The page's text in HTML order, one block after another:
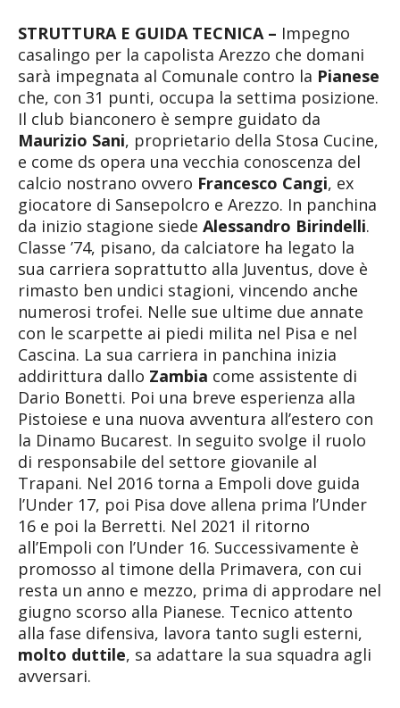
STRUTTURA E GUIDA TECNICA – Impegno
casalingo per la capolista Arezzo che domani
sarà impegnata al Comunale contro la Pianese
che, con 31 punti, occupa la settima posizione.
Il club bianconero è sempre guidato da
Maurizio Sani, proprietario della Stosa Cucine,
e come ds opera una vecchia conoscenza del
calcio nostrano ovvero Francesco Cangi, ex
giocatore di Sansepolcro e Arezzo. In panchina
da inizio stagione siede Alessandro Birindelli.
Classe ’74, pisano, da calciatore ha legato la
sua carriera soprattutto alla Juventus, dove è
rimasto ben undici stagioni, vincendo anche
numerosi trofei. Nelle sue ultime due annate
con le scarpette ai piedi milita nel Pisa e nel
Cascina. La sua carriera in panchina inizia
addirittura dallo Zambia come assistente di
Dario Bonetti. Poi una breve esperienza alla
Pistoiese e una nuova avventura all’estero con
la Dinamo Bucarest. In seguito svolge il ruolo
di responsabile del settore giovanile al
Trapani. Nel 2016 torna a Empoli dove guida
l’Under 17, poi Pisa dove allena prima l’Under
16 e poi la Berretti. Nel 2021 il ritorno
all’Empoli con l’Under 16. Successivamente è
promosso al timone della Primavera, con cui
resta un anno e mezzo, prima di approdare nel
giugno scorso alla Pianese. Tecnico attento
alla fase difensiva, lavora tanto sugli esterni,
molto duttile, sa adattare la sua squadra agli
avversari.